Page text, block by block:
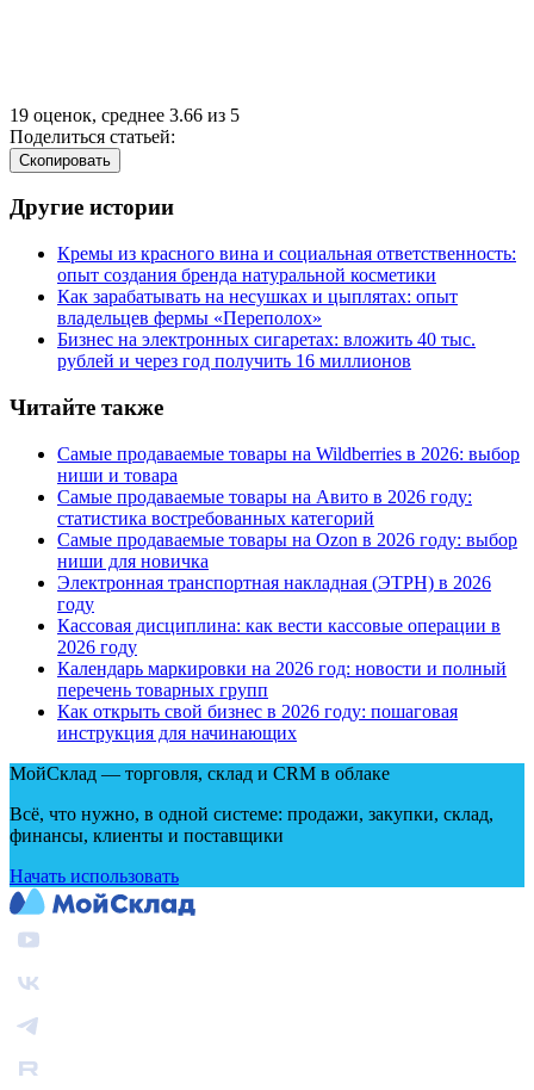
19 оценок, среднее 3.66 из 5
Поделиться статьей:
Cкопировать
Другие истории
Кремы из красного вина и социальная ответственность:
опыт создания бренда натуральной косметики
Как зарабатывать на несушках и цыплятах: опыт
владельцев фермы «Переполох»
Бизнес на электронных сигаретах: вложить 40 тыс.
рублей и через год получить 16 миллионов
Читайте также
Самые продаваемые товары на Wildberries в 2026: выбор
ниши и товара
Самые продаваемые товары на Авито в 2026 году:
статистика востребованных категорий
Самые продаваемые товары на Ozon в 2026 году: выбор
ниши для новичка
Электронная транспортная накладная (ЭТРН) в 2026
году
Кассовая дисциплина: как вести кассовые операции в
2026 году
Календарь маркировки на 2026 год: новости и полный
перечень товарных групп
Как открыть свой бизнес в 2026 году: пошаговая
инструкция для начинающих
МойСклад — торговля, склад и CRM в облаке
Всё, что нужно, в одной системе: продажи, закупки, склад,
финансы, клиенты и поставщики
Начать использовать